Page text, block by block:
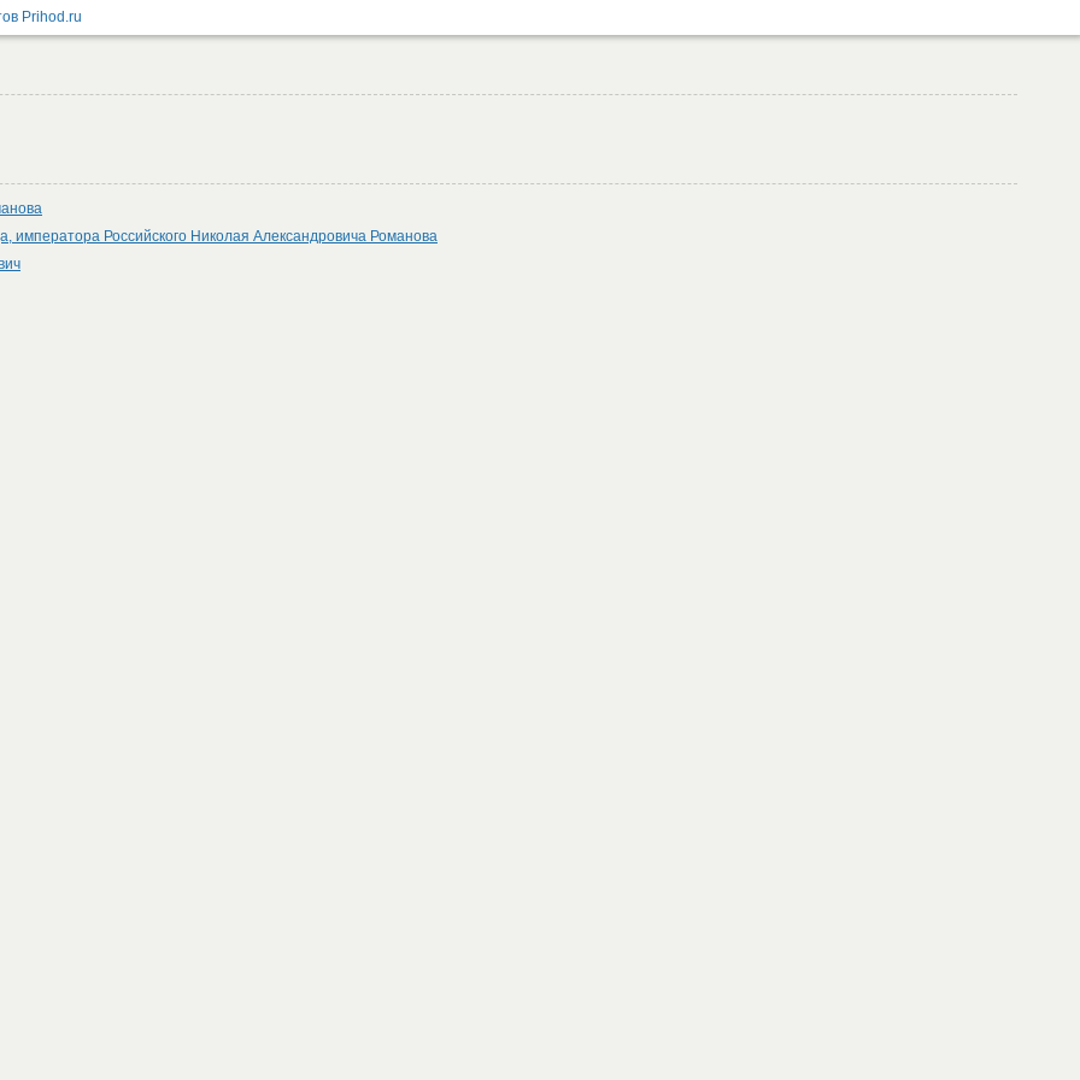
императора Российского Николая Александровича Романова